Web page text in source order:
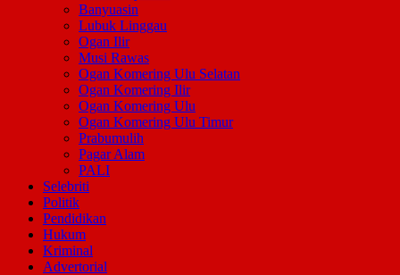
Banyuasin
Lubuk Linggau
Ogan Ilir
Musi Rawas
Ogan Komering Ulu Selatan
Ogan Komering Ilir
Ogan Komering Ulu
Ogan Komering Ulu Timur
Prabumulih
Pagar Alam
PALI
Selebriti
Politik
Pendidikan
Hukum
Kriminal
Advertorial